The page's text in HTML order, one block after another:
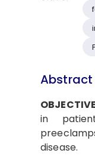
Abstract
in
disease.